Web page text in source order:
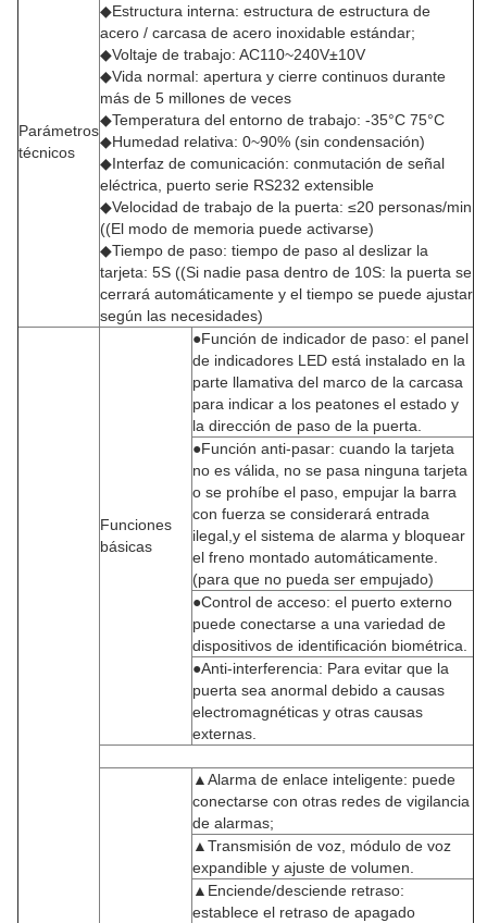
Parámetros
técnicos
◆Estructura interna: estructura de estructura de
acero / carcasa de acero inoxidable estándar;
◆Voltaje de trabajo: AC110~240V±10V
◆Vida normal: apertura y cierre continuos durante
más de 5 millones de veces
◆Temperatura del entorno de trabajo: -35°C 75°C
◆Humedad relativa: 0~90% (sin condensación)
◆Interfaz de comunicación: conmutación de señal
eléctrica, puerto serie RS232 extensible
◆Velocidad de trabajo de la puerta: ≤20 personas/min
((El modo de memoria puede activarse)
◆Tiempo de paso: tiempo de paso al deslizar la
tarjeta: 5S ((Si nadie pasa dentro de 10S: la puerta se
cerrará automáticamente y el tiempo se puede ajustar
según las necesidades)
Funciones
básicas
●Función de indicador de paso: el panel
de indicadores LED está instalado en la
parte llamativa del marco de la carcasa
para indicar a los peatones el estado y
la dirección de paso de la puerta.
●Función anti-pasar: cuando la tarjeta
no es válida, no se pasa ninguna tarjeta
o se prohíbe el paso, empujar la barra
con fuerza se considerará entrada
ilegal,y el sistema de alarma y bloquear
el freno montado automáticamente.
(para que no pueda ser empujado)
●Control de acceso: el puerto externo
puede conectarse a una variedad de
dispositivos de identificación biométrica.
●Anti-interferencia: Para evitar que la
puerta sea anormal debido a causas
electromagnéticas y otras causas
externas.
▲Alarma de enlace inteligente: puede
conectarse con otras redes de vigilancia
de alarmas;
▲Transmisión de voz, módulo de voz
expandible y ajuste de volumen.
▲Enciende/desciende retraso:
establece el retraso de apagado